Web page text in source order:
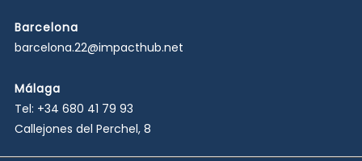
Barcelona
barcelona.22@impacthub.net
Málaga
Tel: +34 680 41 79 93
Callejones del Perchel, 8